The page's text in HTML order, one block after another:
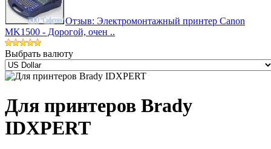
Отзыв: Электромонтажный принтер Canon
MK1500 - Дорогой, очен ..
Выбрать валюту
Для принтеров Brady
IDXPERT